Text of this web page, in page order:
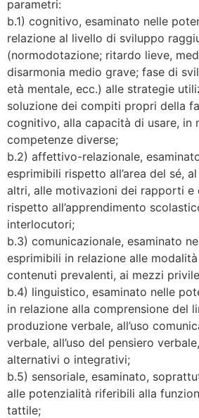
parametri:
b.1) cognitivo, esaminato nelle
relazione al livello di sviluppo
(normodotazione; ritardo lieve,
disarmonia medio grave; fase di
età mentale, ecc.) alle strategie
soluzione dei compiti propri della
cognitivo, alla capacità di usare, in
competenze diverse;
b.2) affettivo-relazionale,
esprimibili rispetto all’area del sé,
altri, alle motivazioni dei rapporti e
rispetto all’apprendimento
interlocutori;
b.3) comunicazionale, esaminato
esprimibili in relazione alle
contenuti prevalenti, ai mezzi
b.4) linguistico, esaminato nelle
in relazione alla comprensione del
produzione verbale, all’uso
verbale, all’uso del pensiero
alternativi o integrativi;
b.5) sensoriale, esaminato,
alle potenzialità riferibili alla
tattile;